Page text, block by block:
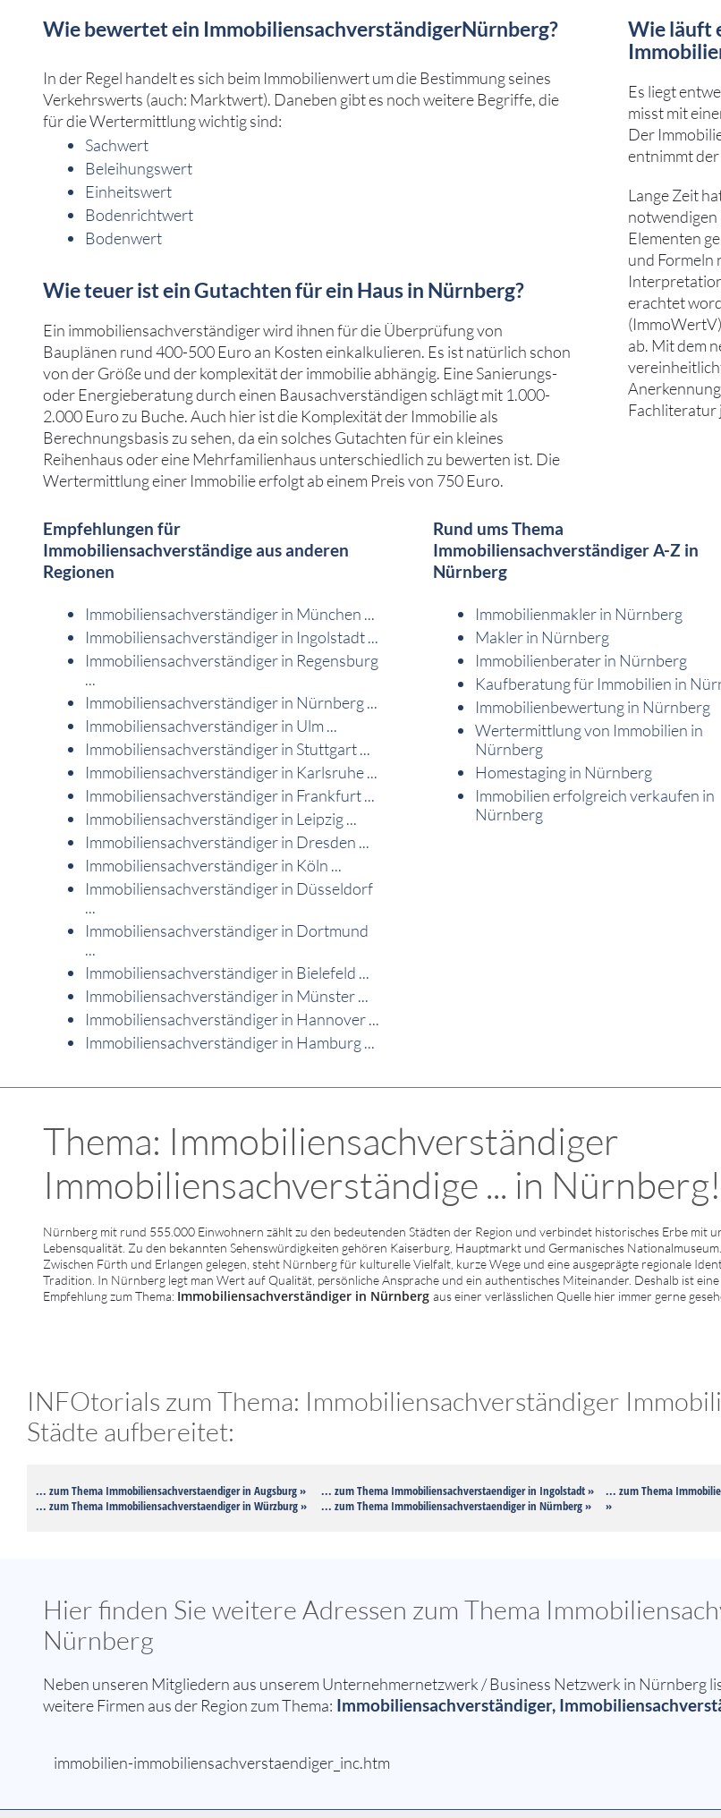
Wie bewertet ein ImmobiliensachverständigerNürnberg?
In der Regel handelt es sich beim Immobilienwert um die Bestimmung seines
Verkehrswerts (auch: Marktwert). Daneben gibt es noch weitere Begriffe, die
für die Wertermittlung wichtig sind:
Sachwert
Beleihungswert
Einheitswert
Bodenrichtwert
Bodenwert
Wie teuer ist ein Gutachten für ein Haus in Nürnberg?
Ein immobiliensachverständiger wird ihnen für die Überprüfung von
Bauplänen rund 400-500 Euro an Kosten einkalkulieren. Es ist natürlich schon
von der Größe und der komplexität der immobilie abhängig. Eine Sanierungs-
oder Energieberatung durch einen Bausachverständigen schlägt mit 1.000-
2.000 Euro zu Buche. Auch hier ist die Komplexität der Immobilie als
Berechnungsbasis zu sehen, da ein solches Gutachten für ein kleines
Reihenhaus oder eine Mehrfamilienhaus unterschiedlich zu bewerten ist. Die
Wertermittlung einer Immobilie erfolgt ab einem Preis von 750 Euro.
Wie läuft
Es liegt
misst mit
Der
entnimmt
Lange Zeit
notwendigen
Elementen
und Formeln
erachtet
ab. Mit dem
Fachliteratur
Empfehlungen für
Immobiliensachverständige aus anderen
Regionen
Immobiliensachverständiger in München ...
Immobiliensachverständiger in Ingolstadt ...
Immobiliensachverständiger in Regensburg
...
Immobiliensachverständiger in Nürnberg ...
Immobiliensachverständiger in Ulm ...
Immobiliensachverständiger in Stuttgart ...
Immobiliensachverständiger in Karlsruhe ...
Immobiliensachverständiger in Frankfurt ...
Immobiliensachverständiger in Leipzig ...
Immobiliensachverständiger in Dresden ...
Immobiliensachverständiger in Köln ...
Immobiliensachverständiger in Düsseldorf
...
Immobiliensachverständiger in Dortmund
...
Immobiliensachverständiger in Bielefeld ...
Immobiliensachverständiger in Münster ...
Immobiliensachverständiger in Hannover ...
Immobiliensachverständiger in Hamburg ...
Rund ums Thema
Immobiliensachverständiger A-Z in
Nürnberg
Immobilienmakler in Nürnberg
Makler in Nürnberg
Immobilienberater in Nürnberg
Kaufberatung für Immobilien in
Immobilienbewertung in Nürnberg
Wertermittlung von Immobilien in
Nürnberg
Homestaging in Nürnberg
Immobilien erfolgreich verkaufen in
Nürnberg
Thema: Immobiliensachverständiger
Immobiliensachverständige ... in Nürnberg!
Nürnberg mit rund 555.000 Einwohnern zählt zu den bedeutenden Städten der Region und verbindet historisches Erbe mit
Lebensqualität. Zu den bekannten Sehenswürdigkeiten gehören Kaiserburg, Hauptmarkt und Germanisches Nationalmuseum.
Zwischen Fürth und Erlangen gelegen, steht Nürnberg für kulturelle Vielfalt, kurze Wege und eine ausgeprägte regionale
Tradition. In Nürnberg legt man Wert auf Qualität, persönliche Ansprache und ein authentisches Miteinander. Deshalb ist
Empfehlung zum Thema: Immobiliensachverständiger in Nürnberg aus einer verlässlichen Quelle hier immer gerne
INFOtorials zum Thema: Immobiliensachverständiger
Städte aufbereitet:
... zum Thema Immobiliensachverstaendiger in Augsburg »
... zum Thema Immobiliensachverstaendiger in Würzburg »
... zum Thema Immobiliensachverstaendiger in Ingolstadt »
... zum Thema Immobiliensachverstaendiger in Nürnberg »
... zum Thema
»
Hier finden Sie weitere Adressen zum Thema
Nürnberg
Neben unseren Mitgliedern aus unserem Unternehmernetzwerk / Business Netzwerk in Nürnberg
weitere Firmen aus der Region zum Thema: Immobiliensachverständiger,
immobilien-immobiliensachverstaendiger_inc.htm